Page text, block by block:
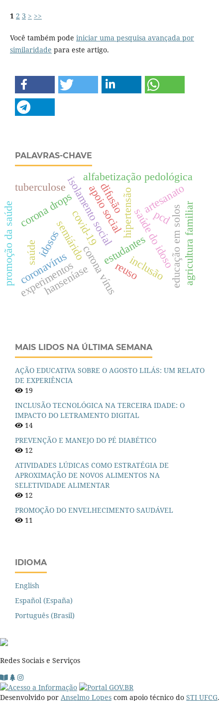
1 2 3 > >>
Você também pode iniciar uma pesquisa avançada por
similaridade para este artigo.
PALAVRAS-CHAVE
corona vírus
isolamento social
semiárido estudantes
apoio socialsaúde do idosoeducação em solos
alfabetização pedológica
corona drops
coronavírus
experimentos
hipertensão
covid-19
saúde
artesanato
reuso
tuberculose
hanseníase
idosos
inclusão
pcd
promoção da saúde agricultura familiar
difusão
MAIS LIDOS NA ÚLTIMA SEMANA
AÇÃO EDUCATIVA SOBRE O AGOSTO LILÁS: UM RELATO
DE EXPERIÊNCIA
19
INCLUSÃO TECNOLÓGICA NA TERCEIRA IDADE: O
IMPACTO DO LETRAMENTO DIGITAL
14
PREVENÇÃO E MANEJO DO PÉ DIABÉTICO
12
ATIVIDADES LÚDICAS COMO ESTRATÉGIA DE
APROXIMAÇÃO DE NOVOS ALIMENTOS NA
SELETIVIDADE ALIMENTAR
12
PROMOÇÃO DO ENVELHECIMENTO SAUDÁVEL
11
IDIOMA
English
Español (España)
Português (Brasil)
Redes Sociais e Serviços
Desenvolvido por Anselmo Lopes com apoio técnico do STI UFCG.